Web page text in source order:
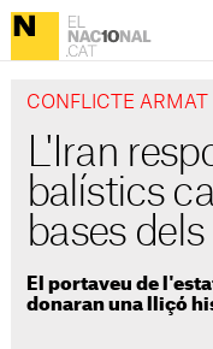
CONFLICTE ARMAT
L'Iran
balístics
bases
El portaveu de
donaran una lliçó